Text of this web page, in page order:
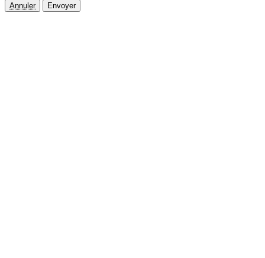
Annuler Envoyer